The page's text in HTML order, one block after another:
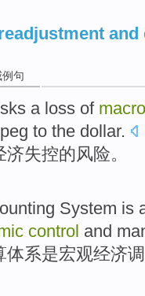
and
句
a loss of
to the dollar.
济失控的风险。
System is
control and
体系是宏观经济